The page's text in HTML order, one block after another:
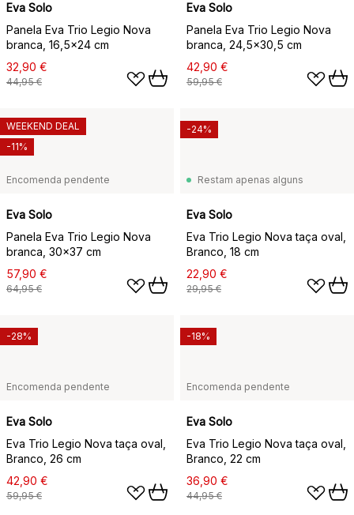
Eva Solo
Panela Eva Trio Legio Nova
branca, 16,5x24 cm
32,90 €
44,95 €
Eva Solo
Panela Eva Trio Legio Nova
branca, 24,5x30,5 cm
42,90 €
59,95 €
Encomenda pendente
Eva Solo
Panela Eva Trio Legio Nova
branca, 30x37 cm
57,90 €
64,95 €
WEEKEND DEAL
-11%
Restam apenas alguns
Eva Solo
Eva Trio Legio Nova taça oval,
Branco, 18 cm
22,90 €
29,95 €
-24%
Encomenda pendente
Eva Solo
Eva Trio Legio Nova taça oval,
Branco, 26 cm
42,90 €
59,95 €
-28%
Encomenda pendente
Eva Solo
Eva Trio Legio Nova taça oval,
Branco, 22 cm
36,90 €
44,95 €
-18%